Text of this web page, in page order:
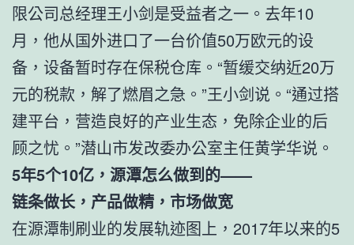
限公司总经理王小剑是受益者之一。去年10
月，他从国外进口了一台价值50万欧元的设
备，设备暂时存在保税仓库。“暂缓交纳近20万
元的税款，解了燃眉之急。”王小剑说。“通过搭
建平台，营造良好的产业生态，免除企业的后
顾之忧。”潜山市发改委办公室主任黄学华说。
5年5个10亿，源潭怎么做到的——
链条做长，产品做精，市场做宽
在源潭制刷业的发展轨迹图上，2017年以来的5